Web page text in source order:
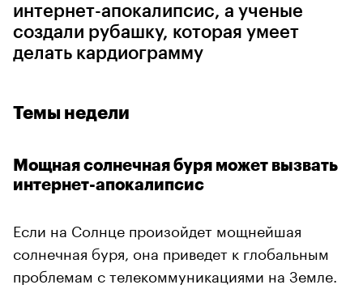
интернет-апокалипсис, а ученые
создали рубашку, которая умеет
делать кардиограмму
Темы недели
Мощная солнечная буря может вызвать
интернет-апокалипсис
Если на Солнце произойдет мощнейшая
солнечная буря, она приведет к глобальным
проблемам с телекоммуникациями на Земле.